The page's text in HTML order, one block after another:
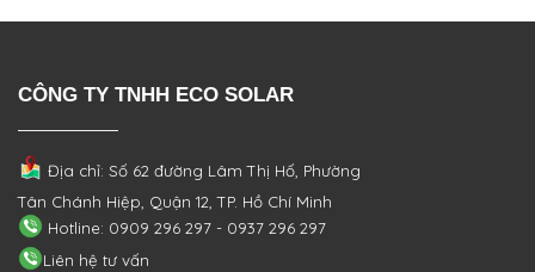
CÔNG TY TNHH ECO SOLAR
Địa chỉ: Số 62 đường Lâm Thị Hố, Phường
Tân Chánh Hiệp, Quận 12, TP. Hồ Chí Minh
Hotline: 0909 296 297 - 0937 296 297
Liên hệ tư vấn